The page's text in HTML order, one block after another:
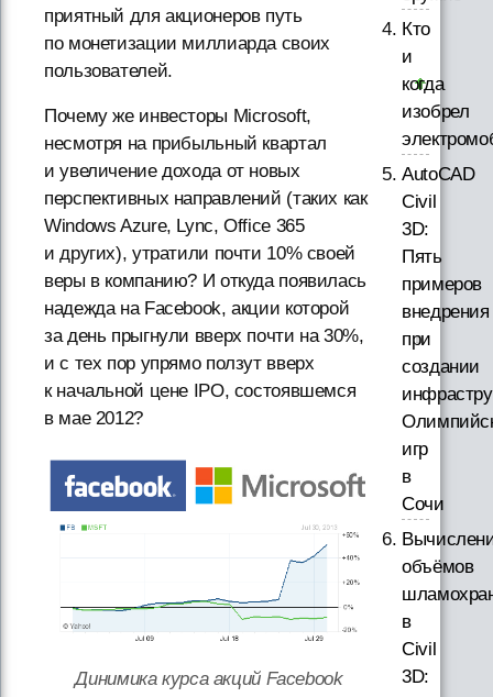
приятный для акционеров путь
по монетизации миллиарда своих
пользователей.
Почему же инвесторы Microsoft,
несмотря на прибыльный квартал
и увеличение дохода от новых
перспективных направлений (таких как
Windows Azure, Lync, Office 365
и других), утратили почти 10% своей
веры в компанию? И откуда появилась
надежда на Facebook, акции которой
за день прыгнули вверх почти на 30%,
и с тех пор упрямо ползут вверх
к начальной цене IPO, состоявшемся
в мае 2012?
Динимика курса акций Facebook
Кто
и
когда
изобрел
AutoCAD
Civil
3D:
Пять
примеров
внедрения
при
создании
игр
в
Сочи
объёмов
в
Civil
3D: